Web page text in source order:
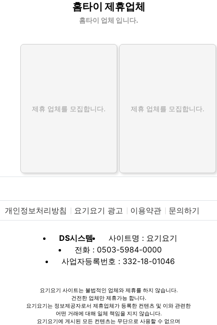
홈타이 제휴업체
홈타이 업체 입니다.
제휴 업체를 모집합니다. 제휴 업체를 모집합니다.
개인정보처리방침 요기요기 광고 이용약관 문의하기
DS시스템
사이트명 : 요기요기
전화 : 0503-5984-0000
사업자등록번호 : 332-18-01046
요기요기 사이트는 불법적인 업체와 제휴를 하지 않습니다.
건전한 업체만 제휴가능 합니다.
요기요기는 정보제공자로서 제휴업체가 등록한 컨텐츠 및 이와 관련한
어떤 거래에 대해 일체 책임을 지지 않습니다.
요기요기에 게시된 모든 컨텐츠는 무단으로 사용할 수 없으며